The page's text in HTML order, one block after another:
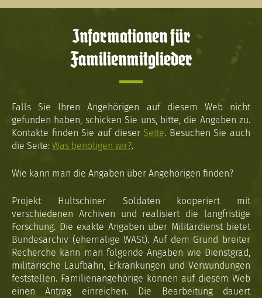
Informationen für
Familienmitglieder
Falls Sie Ihren Angehörigen auf diesem Web nicht
gefunden haben, schicken Sie uns, bitte, die Angaben zu.
Kontakte finden Sie auf dieser Seite. Besuchen Sie auch
die Seite: Was benötigen wir?.
Wie kann man die Angaben über Angehörigen finden?
Projekt Hultschiner Soldaten kooperiert mit
verschiedenen Archiven und realisiert die langfristige
Forschung. Die exakte Angaben über Militärdienst bietet
Bundesarchiv (ehemalige WASt). Auf dem Grund breiter
Recherche kann man folgende Angaben wie Dienstgrad,
militärische Laufbahn, Erkrankungen und Verwundungen
feststellen. Familienangehörige können auf diesem Web
einen Antrag einreichen. Die Bearbeitung dauert